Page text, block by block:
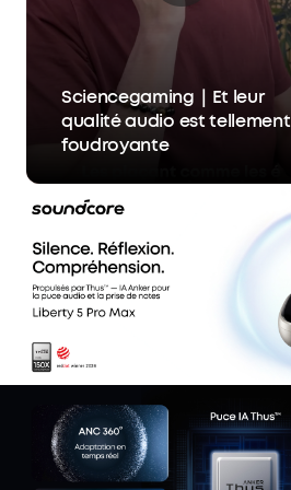
Sciencegaming｜Et leur
qualité audio est tellement
foudroyante